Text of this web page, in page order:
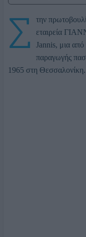
Σ
την
εταιρεία
Jannis, μια από
παραγωγής
1965 στη Θεσσαλονίκη.